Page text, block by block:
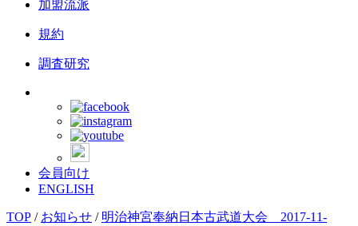
加盟流派
規約
調査研究
会員向け
ENGLISH
TOP / お知らせ / 明治神宮奉納日本古武道大会 2017-11-